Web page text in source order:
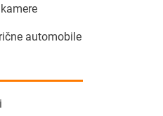
automobile